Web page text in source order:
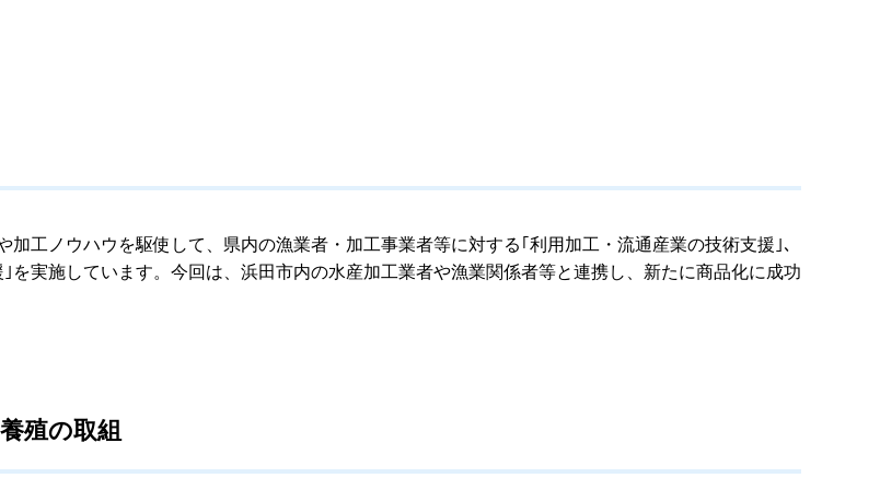
工ノウハウを駆使して、県内の漁業者・加工事業者等に対する｢利用加工・流通産業の技術支援｣、
実施しています。今回は、浜田市内の水産加工業者や漁業関係者等と連携し、新たに商品化に成功
殖の取組